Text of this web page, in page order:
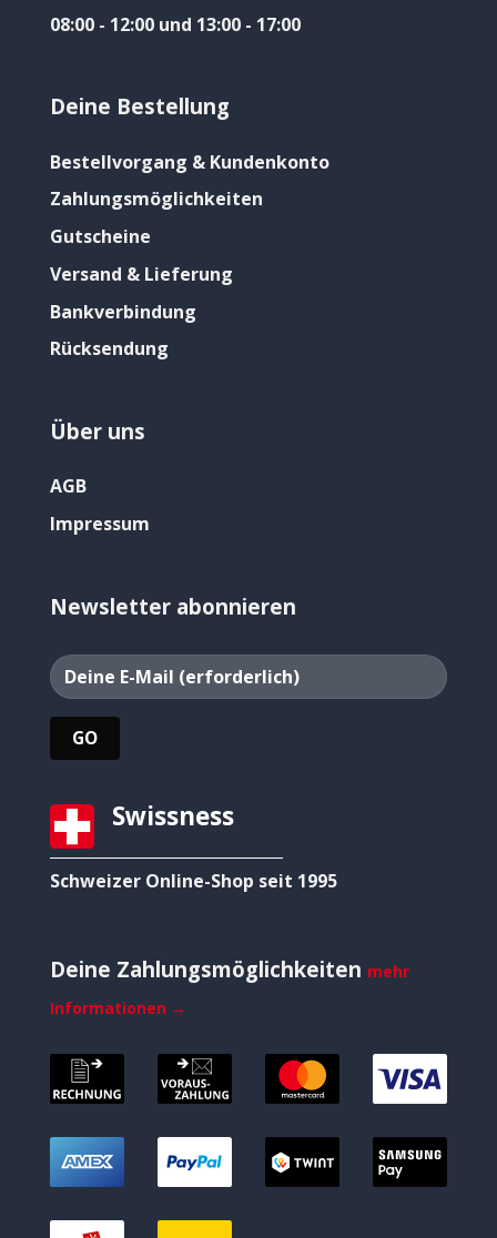
08:00 - 12:00 und 13:00 - 17:00
Deine Bestellung
Bestellvorgang & Kundenkonto
Zahlungsmöglichkeiten
Gutscheine
Versand & Lieferung
Bankverbindung
Rücksendung
Über uns
AGB
Impressum
Newsletter abonnieren
Swissness
Schweizer Online-Shop seit 1995
Deine Zahlungsmöglichkeiten mehr
Informationen →